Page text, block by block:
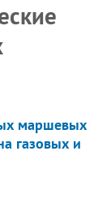
маршевых
газовых и